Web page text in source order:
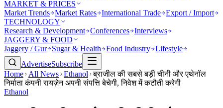
MARKET & PRICES
Market Trends Market Rates International Trade Export / Import
TECHNOLOGY
Research & Development Conferences Interviews
JAGGERY & FOOD
Jaggery / Gur
Sugar & Health Food Industry Lifestyle
AdvertiseSubscribe
Home
All News Ethanol
ब्राजील की सबसे बड़ी चीनी और एथेनॉल
निर्माता कंपनी रायज़ेन अपनी संपत्ति बेचेगी, निवेश में कटौती करेगी
Ethanol